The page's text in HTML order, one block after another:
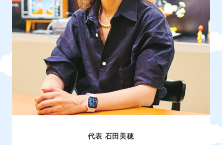
代表 石田美穂